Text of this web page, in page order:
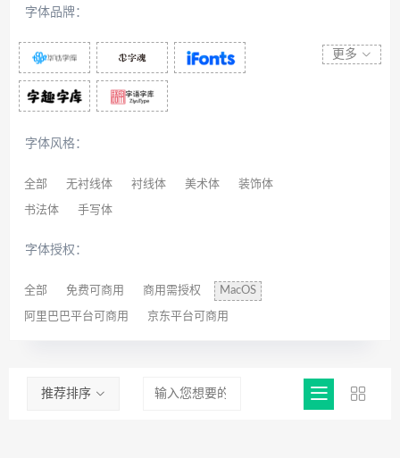
拉丁文 八思巴文
字体品牌：
更多
字体风格：
全部 无衬线体 衬线体 美术体 装饰体
书法体 手写体
字体授权：
全部 免费可商用 商用需授权 MacOS
阿里巴巴平台可商用 京东平台可商用
推荐排序